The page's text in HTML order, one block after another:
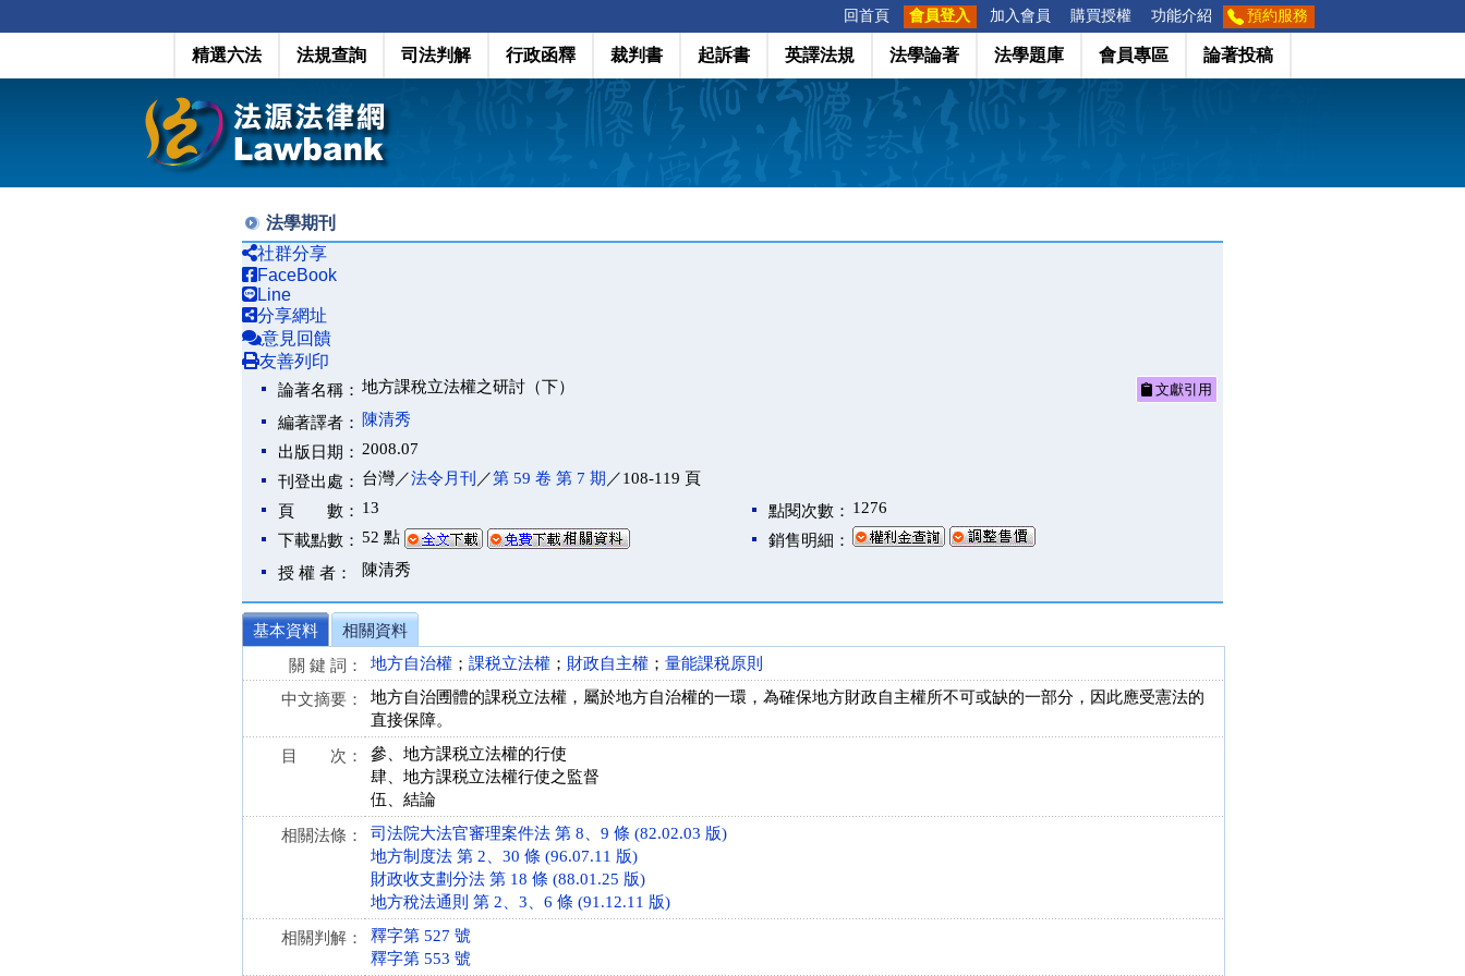
回首頁 會員登入 加入會員 購買授權 功能介紹 預約服務
精選六法 法規查詢 司法判解 行政函釋 裁判書 起訴書 英譯法規 法學論著 法學題庫 會員專區 論著投稿
法學期刊
社群分享
FaceBook
Line
分享網址
意見回饋
友善列印
論著名稱： 地方課稅立法權之研討（下） 文獻引用
編著譯者：
陳清秀
出版日期： 2008.07
刊登出處： 台灣／法令月刊 ／第 59 卷 第 7 期 ／108-119 頁
頁 數： 13 點閱次數： 1276
下載點數： 52 點
銷售明細：
授 權 者：
陳清秀
基本資料
相關資料
關 鍵 詞：
地方自治權 ； 課税立法權 ； 財政自主權 ； 量能課税原則
中文摘要：
地方自治圑體的課税立法權，屬於地方自治權的一環，為確保地方財政自主權所不可或缺的一部分，因此應受憲法的
直接保障。
目 次：
參、地方課税立法權的行使
肆、地方課税立法權行使之監督
伍、結論
相關法條：
司法院大法官審理案件法 第 8、9 條 (82.02.03 版)
地方制度法 第 2、30 條 (96.07.11 版)
財政收支劃分法 第 18 條 (88.01.25 版)
地方稅法通則 第 2、3、6 條 (91.12.11 版)
相關判解：
釋字第 527 號
釋字第 553 號